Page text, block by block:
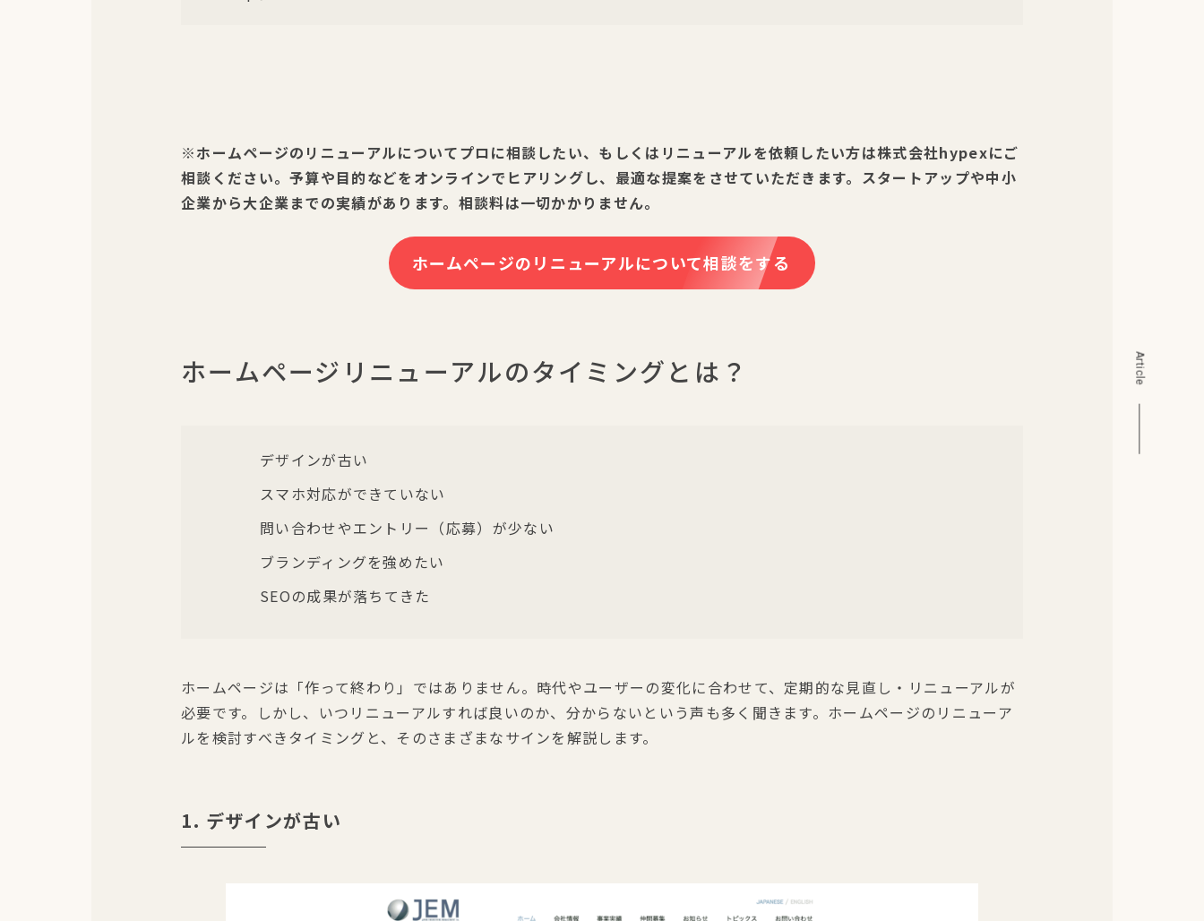
Article
※ホームページのリニューアルについてプロに相談したい、もしくはリニューアルを依頼したい方は株式会社hypexにご
相談ください。予算や目的などをオンラインでヒアリングし、最適な提案をさせていただきます。スタートアップや中小
企業から大企業までの実績があります。相談料は一切かかりません。
ホームページのリニューアルについて相談をする
ホームページリニューアルのタイミングとは？
デザインが古い
スマホ対応ができていない
問い合わせやエントリー（応募）が少ない
ブランディングを強めたい
SEOの成果が落ちてきた
ホームページは「作って終わり」ではありません。時代やユーザーの変化に合わせて、定期的な見直し・リニューアルが
必要です。しかし、いつリニューアルすれば良いのか、分からないという声も多く聞きます。ホームページのリニューア
ルを検討すべきタイミングと、そのさまざまなサインを解説します。
1. デザインが古い